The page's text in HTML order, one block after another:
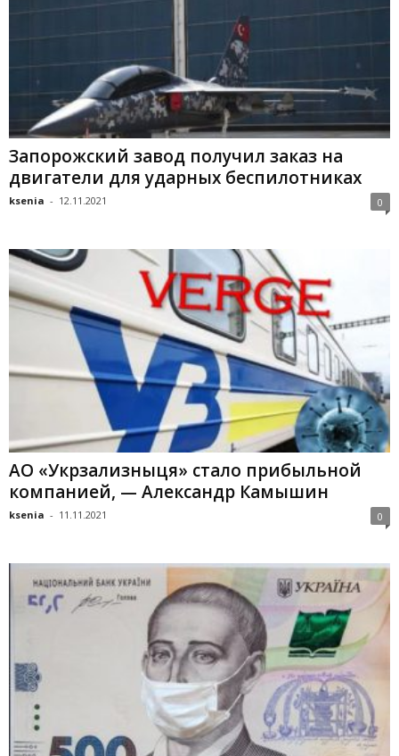
Запорожский завод получил заказ на
двигатели для ударных беспилотниках
ksenia - 12.11.2021 0
АО «Укрзализныця» стало прибыльной
компанией, — Александр Камышин
ksenia - 11.11.2021 0